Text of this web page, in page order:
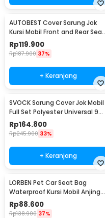
AUTOBEST Cover Sarung Jok
Kursi Mobil Front and Rear Seat
Non Woven - S20
Rp119.900
Rp187.900 37%
+ Keranjang
SVOCK Sarung Cover Jok Mobil
Full Set Polyester Universal 9
PCS - R20
Rp164.800
Rp245.900 33%
+ Keranjang
LORBEN Pet Car Seat Bag
Waterproof Kursi Mobil Anjing
Kucing - LR40
Rp88.600
Rp138.900 37%